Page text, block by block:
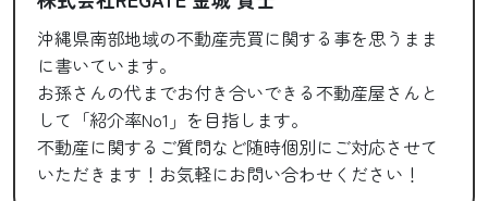
沖縄県南部地域の不動産売買に関する事を思うまま
に書いています。
お孫さんの代までお付き合いできる不動産屋さんと
して「紹介率No1」を目指します。
不動産に関するご質問など随時個別にご対応させて
いただきます！お気軽にお問い合わせください！